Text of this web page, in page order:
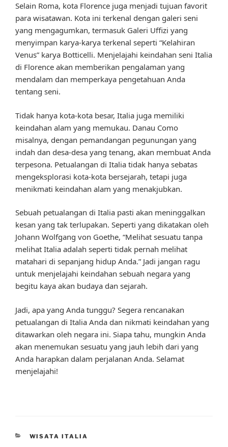
Selain Roma, kota Florence juga menjadi tujuan favorit
para wisatawan. Kota ini terkenal dengan galeri seni
yang mengagumkan, termasuk Galeri Uffizi yang
menyimpan karya-karya terkenal seperti “Kelahiran
Venus” karya Botticelli. Menjelajahi keindahan seni Italia
di Florence akan memberikan pengalaman yang
mendalam dan memperkaya pengetahuan Anda
tentang seni.
Tidak hanya kota-kota besar, Italia juga memiliki
keindahan alam yang memukau. Danau Como
misalnya, dengan pemandangan pegunungan yang
indah dan desa-desa yang tenang, akan membuat Anda
terpesona. Petualangan di Italia tidak hanya sebatas
mengeksplorasi kota-kota bersejarah, tetapi juga
menikmati keindahan alam yang menakjubkan.
Sebuah petualangan di Italia pasti akan meninggalkan
kesan yang tak terlupakan. Seperti yang dikatakan oleh
Johann Wolfgang von Goethe, “Melihat sesuatu tanpa
melihat Italia adalah seperti tidak pernah melihat
matahari di sepanjang hidup Anda.” Jadi jangan ragu
untuk menjelajahi keindahan sebuah negara yang
begitu kaya akan budaya dan sejarah.
Jadi, apa yang Anda tunggu? Segera rencanakan
petualangan di Italia Anda dan nikmati keindahan yang
ditawarkan oleh negara ini. Siapa tahu, mungkin Anda
akan menemukan sesuatu yang jauh lebih dari yang
Anda harapkan dalam perjalanan Anda. Selamat
menjelajahi!
CATEGORIES
WISATA ITALIA